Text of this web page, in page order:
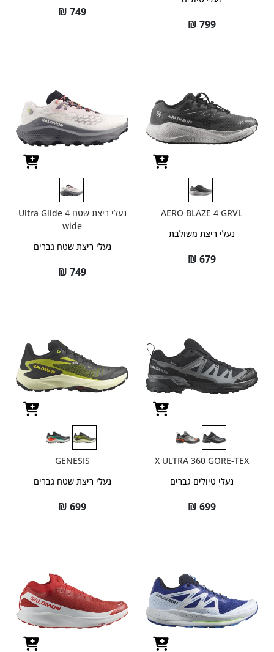
₪ 799
₪ 749
AERO BLAZE 4 GRVL
נעלי ריצת משולבת
₪ 679
נעלי ריצת שטח Ultra Glide 4
wide
נעלי ריצת שטח גברים
₪ 749
X ULTRA 360 GORE-TEX
נעלי טיולים גברים
₪ 699
GENESIS
נעלי ריצת שטח גברים
₪ 699